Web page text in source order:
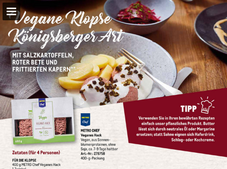
metro.de
Seitenübersicht
PDF herunterladen
Suchen